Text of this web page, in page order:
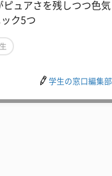
ュアさを残しつつ色気
ク5つ
学生の窓口編集部